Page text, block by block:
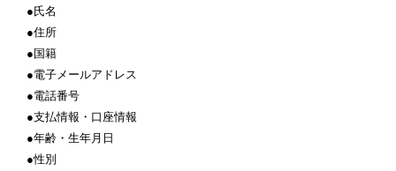
●氏名
●住所
●国籍
●電子メールアドレス
●電話番号
●支払情報・口座情報
●年齢・生年月日
●性別